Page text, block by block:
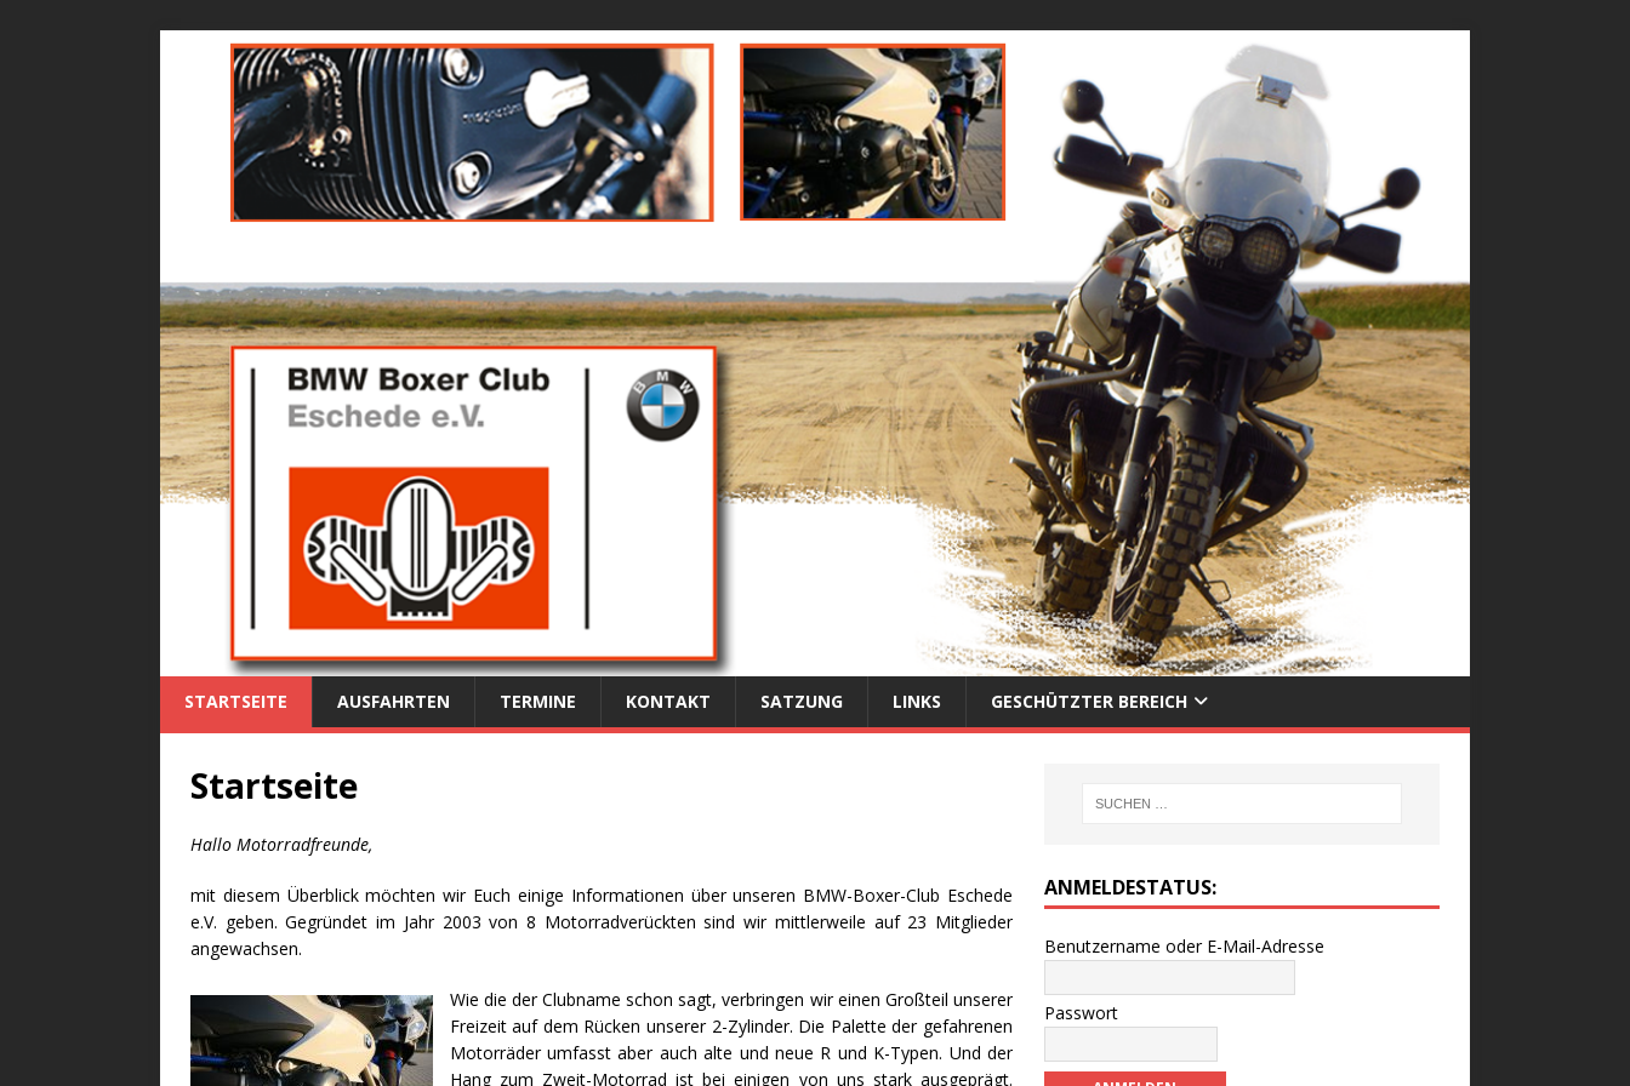
STARTSEITE AUSFAHRTEN TERMINE KONTAKT SATZUNG LINKS GESCHÜTZTER BEREICH
Startseite
Hallo Motorradfreunde,
mit diesem Überblick möchten wir Euch einige Informationen über unseren BMW-Boxer-Club Eschede
e.V. geben. Gegründet im Jahr 2003 von 8 Motorradverückten sind wir mittlerweile auf 23 Mitglieder
angewachsen.
Wie die der Clubname schon sagt, verbringen wir einen Großteil unserer
Freizeit auf dem Rücken unserer 2-Zylinder. Die Palette der gefahrenen
Motorräder umfasst aber auch alte und neue R und K-Typen. Und der
Hang zum Zweit-Motorrad ist bei einigen von uns stark ausgeprägt.
ANMELDESTATUS:
Benutzername oder E-Mail-Adresse
Passwort